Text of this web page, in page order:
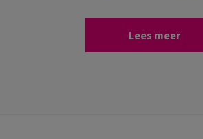
Lees meer